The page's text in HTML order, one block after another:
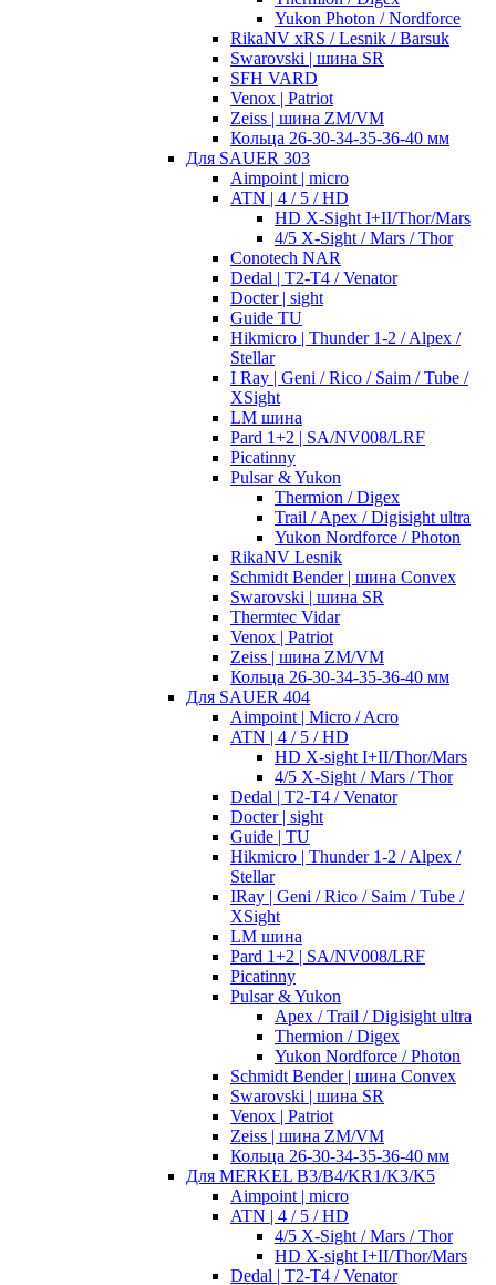
Yukon Photon / Nordforce
RikaNV xRS / Lesnik / Barsuk
Swarovski | шина SR
SFH VARD
Venox | Patriot
Zeiss | шина ZM/VM
Кольца 26-30-34-35-36-40 мм
Для SAUER 303
Aimpoint | micro
ATN | 4 / 5 / HD
HD X-Sight I+II/Thor/Mars
4/5 X-Sight / Mars / Thor
Conotech NAR
Dedal | T2-T4 / Venator
Docter | sight
Guide TU
Hikmicro | Thunder 1-2 / Alpex /
Stellar
I Ray | Geni / Rico / Saim / Tube /
XSight
LM шина
Pard 1+2 | SA/NV008/LRF
Picatinny
Pulsar & Yukon
Thermion / Digex
Trail / Apex / Digisight ultra
Yukon Nordforce / Photon
RikaNV Lesnik
Schmidt Bender | шина Convex
Swarovski | шина SR
Thermtec Vidar
Venox | Patriot
Zeiss | шина ZM/VM
Кольца 26-30-34-35-36-40 мм
Для SAUER 404
Aimpoint | Micro / Acro
ATN | 4 / 5 / HD
HD X-sight I+II/Thor/Mars
4/5 X-Sight / Mars / Thor
Dedal | T2-T4 / Venator
Docter | sight
Guide | TU
Hikmicro | Thunder 1-2 / Alpex /
Stellar
IRay | Geni / Rico / Saim / Tube /
XSight
LM шина
Pard 1+2 | SA/NV008/LRF
Picatinny
Pulsar & Yukon
Apex / Trail / Digisight ultra
Thermion / Digex
Yukon Nordforce / Photon
Schmidt Bender | шина Convex
Swarovski | шина SR
Venox | Patriot
Zeiss | шина ZM/VM
Кольца 26-30-34-35-36-40 мм
Для MERKEL B3/B4/KR1/K3/K5
Aimpoint | micro
ATN | 4 / 5 / HD
4/5 X-Sight / Mars / Thor
HD X-sight I+II/Thor/Mars
Dedal | T2-T4 / Venator